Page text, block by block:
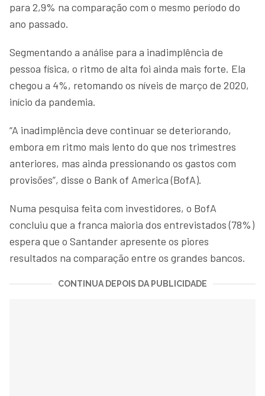
para 2,9% na comparação com o mesmo período do
ano passado.
Segmentando a análise para a inadimplência de
pessoa física, o ritmo de alta foi ainda mais forte. Ela
chegou a 4%, retomando os níveis de março de 2020,
início da pandemia.
“A inadimplência deve continuar se deteriorando,
embora em ritmo mais lento do que nos trimestres
anteriores, mas ainda pressionando os gastos com
provisões”, disse o Bank of America (BofA).
Numa pesquisa feita com investidores, o BofA
concluiu que a franca maioria dos entrevistados (78%)
espera que o Santander apresente os piores
resultados na comparação entre os grandes bancos.
CONTINUA DEPOIS DA PUBLICIDADE